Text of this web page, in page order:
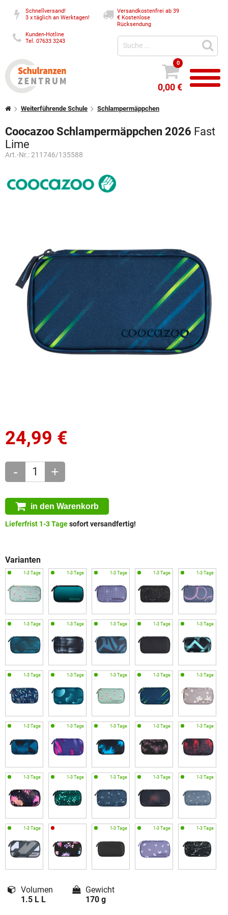
Schnellversand!
3 x täglich an Werktagen!
Versandkostenfrei ab 39
€Kostenlose
Rücksendung
Kunden-Hotline
Tel. 07633 3243
0
0,00 €
Weiterführende Schule Schlampermäppchen
Coocazoo Schlampermäppchen 2026 Fast
Lime
Art.-Nr.:211746/135588
24,99 €
- +
in den Warenkorb
Lieferfrist 1-3 Tagesofort versandfertig!
Varianten
Volumen
1.5 L L
Gewicht
170 g